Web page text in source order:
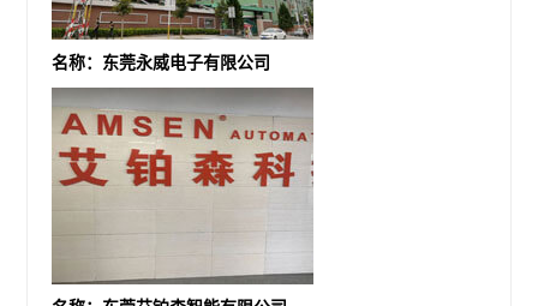
名称：东莞永威电子有限公司